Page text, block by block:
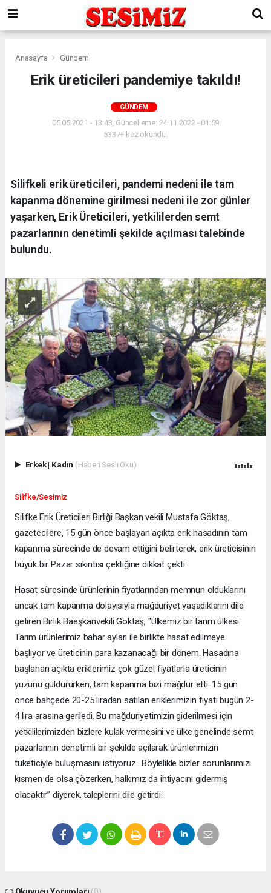
Anasayfa Gündem
Erik üreticileri pandemiye takıldı!
GÜNDEM
05.05.2021 - 13:43, Güncelleme: 24.11.2022 - 01:59
5337+ kez okundu.
Silifkeli erik üreticileri, pandemi nedeni ile tam
kapanma dönemine girilmesi nedeni ile zor günler
yaşarken, Erik Üreticileri, yetkililerden semt
pazarlarının denetimli şekilde açılması talebinde
bulundu.
Erkek| Kadın (Haberi Sesli Oku)
Silifke/Sesimiz
Silifke Erik Üreticileri Birliği Başkan vekili Mustafa Göktaş,
gazetecilere, 15 gün önce başlayan açıkta erik hasadının tam
kapanma sürecinde de devam ettiğini belirterek, erik üreticisinin
büyük bir Pazar sıkıntısı çektiğine dikkat çekti.
Hasat süresinde ürünlerinin fiyatlarından memnun olduklarını
ancak tam kapanma dolayısıyla mağduriyet yaşadıklarını dile
getiren Birlik Baeşkanvekili Göktaş, "Ülkemiz bir tarım ülkesi.
Tarım ürünlerimiz bahar ayları ile birlikte hasat edilmeye
başlıyor ve üreticinin para kazanacağı bir dönem. Hasadına
başlanan açıkta eriklerimiz çok güzel fiyatlarla üreticinin
yüzünü güldürürken, tam kapanma bizi mağdur etti. 15 gün
önce bahçede 20-25 liradan satılan eriklerimizin fiyatı bugün 2-
4 lira arasına geriledi. Bu mağduriyetimizin giderilmesi için
yetkililerimizden bizlere kulak vermesini ve ülke genelinde semt
pazarlarının denetimli bir şekilde açılarak ürünlerimizin
tüketiciyle buluşmasını istiyoruz.. Böylelikle bizler sorunlarımızı
kısmen de olsa çözerken, halkımız da ihtiyacını gidermiş
olacaktır” diyerek, taleplerini dile getirdi.